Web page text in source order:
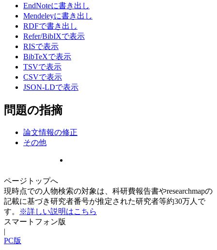
EndNoteに書き出し
Mendeleyに書き出し
RDFで書き出し
Refer/BibIXで表示
RISで表示
BibTeXで表示
TSVで表示
CSVで表示
JSON-LDで表示
問題の指摘
論文情報の修正
その他
ページトップへ
現時点での人物検索の対象は、科研費報告書やresearchmapの
記載に基づき研究者番号が推定された研究者等約30万人で
す。
※詳しい説明はこちら
スマートフォン版
|
PC版